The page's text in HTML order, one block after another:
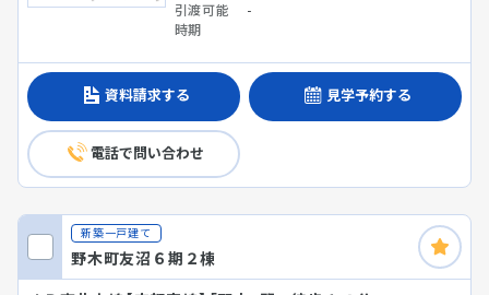
引渡可能
時期
-
資料請求する 見学予約する
電話で問い合わせ
新築一戸建て
野木町友沼６期２棟